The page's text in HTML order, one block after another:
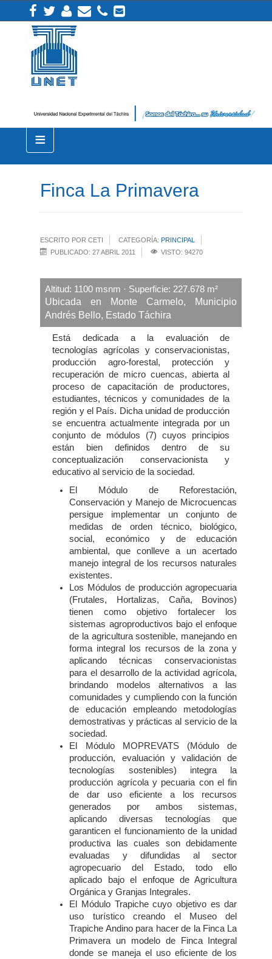
≡
Finca La Primavera
ESCRITO POR CETI CATEGORÍA: PRINCIPAL
PUBLICADO: 27 ABRIL 2011
VISTO: 94270
Altitud: 1100 msnm · Superficie: 227.678 m²
Ubicada en Monte Carmelo, Municipio
Andrés Bello, Estado Táchira
Está dedicada a la evaluación de
tecnologías agrícolas y conservacionistas,
producción agro-forestal, protección y
recuperación de micro cuencas, abierta al
proceso de capacitación de productores,
estudiantes, técnicos y comunidades de la
región y el País. Dicha unidad de producción
se encuentra actualmente integrada por un
conjunto de módulos (7) cuyos principios
están bien definidos dentro de su
conceptualización conservacionista y
educativo al servicio de la sociedad.
El Módulo de Reforestación,
Conservación y Manejo de Microcuencas
persigue implementar un conjunto de
medidas de orden técnico, biológico,
social, económico y de educación
ambiental, que conlleve a un acertado
manejo integral de los recursos naturales
existentes.
Los Módulos de producción agropecuaria
(Frutales, Hortalizas, Caña, Bovinos)
tienen como objetivo fortalecer los
sistemas agroproductivos bajo el enfoque
de la agricultura sostenible, manejando en
forma integral los recursos de la zona y
aplicando técnicas conservacionistas
para el desarrollo de la actividad agrícola,
brindando modelos alternativos a las
comunidades y cumpliendo con la función
de educación empleando metodologías
demostrativas y prácticas al servicio de la
sociedad.
El Módulo MOPREVATS (Módulo de
producción, evaluación y validación de
tecnologías sostenibles) integra la
producción agrícola y pecuaria con el fin
de dar uso eficiente a los recursos
generados por ambos sistemas,
aplicando diversas tecnologías que
garanticen el funcionamiento de la unidad
productiva las cuales son debidamente
evaluadas y difundidas al sector
agropecuario del Estado, todo ello
aplicado bajo el enfoque de Agricultura
Orgánica y Granjas Integrales.
El Módulo Trapiche cuyo objetivo es dar
uso turístico creando el Museo del
Trapiche Andino para hacer de la Finca La
Primavera un modelo de Finca Integral
donde se maneja el uso eficiente de los